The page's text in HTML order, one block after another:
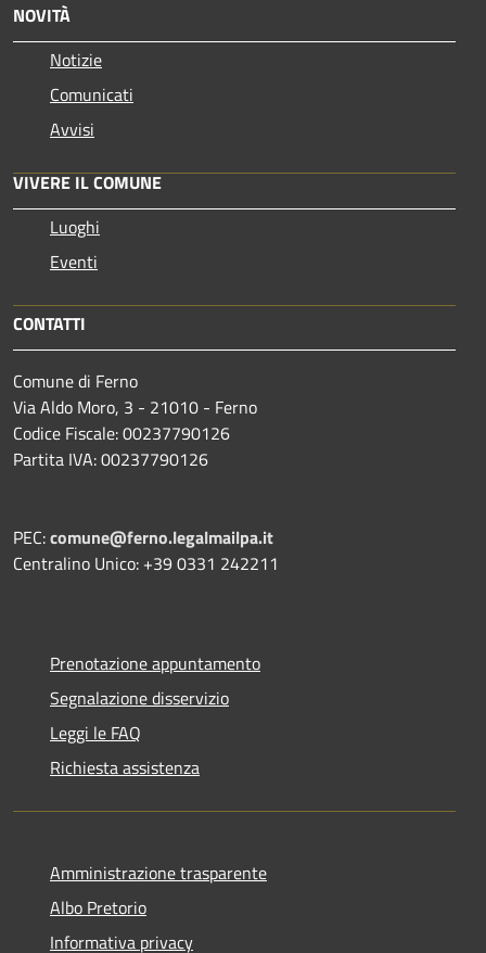
NOVITÀ
Notizie
Comunicati
Avvisi
VIVERE IL COMUNE
Luoghi
Eventi
CONTATTI
Comune di Ferno
Via Aldo Moro, 3 - 21010 - Ferno
Codice Fiscale: 00237790126
Partita IVA: 00237790126
PEC:comune@ferno.legalmailpa.it
Centralino Unico: +39 0331 242211
Prenotazione appuntamento
Segnalazione disservizio
Leggi le FAQ
Richiesta assistenza
Amministrazione trasparente
Albo Pretorio
Informativa privacy